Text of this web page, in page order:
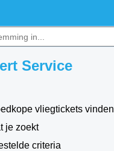
Service
vliegtickets vinden
je zoekt
criteria